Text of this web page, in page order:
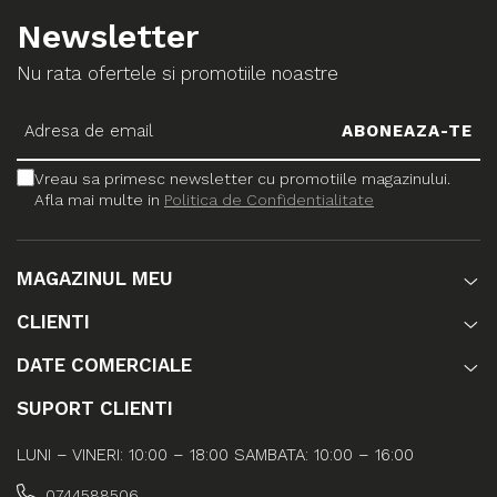
Newsletter
Nu rata ofertele si promotiile noastre
Vreau sa primesc newsletter cu promotiile magazinului.
Afla mai multe in Politica de Confidentialitate
MAGAZINUL MEU
CLIENTI
DATE COMERCIALE
SUPORT CLIENTI
LUNI – VINERI: 10:00 – 18:00 SAMBATA: 10:00 – 16:00